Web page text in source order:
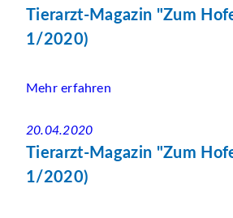
Tierarzt-Magazin "Zum
1/2020)
Mehr erfahren
20.04.2020
Tierarzt-Magazin "Zum
1/2020)